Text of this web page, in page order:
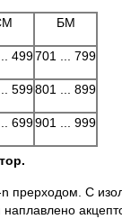
БМ
499701 ... 799
599801 ... 899
699901 ... 999
С
наплавлено